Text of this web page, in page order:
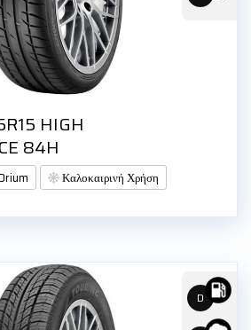
HIGH
84H
Καλοκαιρινή Χρήση
D